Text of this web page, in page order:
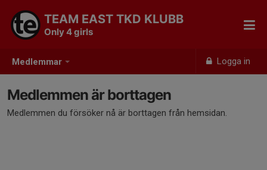
Medlemmar Logga in
TEAM EAST TKD KLUBB
Only 4 girls
Medlemmen är borttagen
Medlemmen du försöker nå är borttagen från hemsidan.